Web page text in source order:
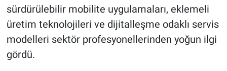
sürdürülebilir mobilite uygulamaları, eklemeli
üretim teknolojileri ve dijitalleşme odaklı servis
modelleri sektör profesyonellerinden yoğun ilgi
gördü.